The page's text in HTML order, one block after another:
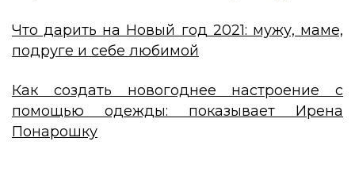
Что дарить на Новый год 2021: мужу, маме,
подруге и себе любимой
Как создать новогоднее настроение с
помощью одежды: показывает Ирена
Понарошку